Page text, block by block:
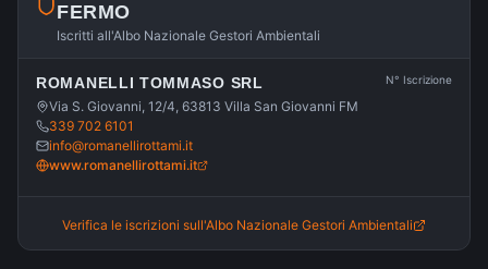
FERMO
Iscritti all'Albo Nazionale Gestori Ambientali
ROMANELLI TOMMASO SRL
Via S. Giovanni, 12/4, 63813 Villa San Giovanni FM
339 702 6101
info@romanellirottami.it
www.romanellirottami.it
N° Iscrizione
Verifica le iscrizioni sull'Albo Nazionale Gestori Ambientali